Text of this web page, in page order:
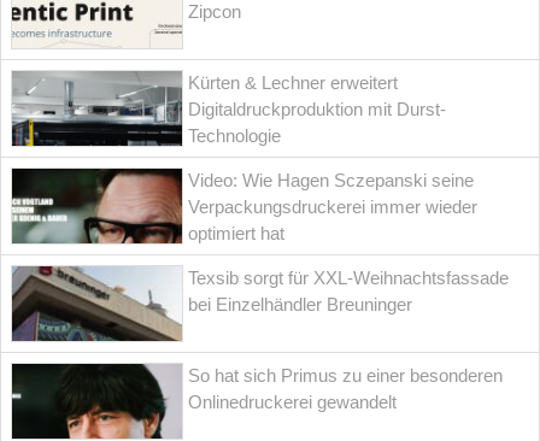
Zipcon
Kürten & Lechner erweitert
Digitaldruckproduktion mit Durst-
Technologie
Video: Wie Hagen Sczepanski seine
Verpackungsdruckerei immer wieder
optimiert hat
Texsib sorgt für XXL-Weihnachtsfassade
bei Einzelhändler Breuninger
So hat sich Primus zu einer besonderen
Onlinedruckerei gewandelt